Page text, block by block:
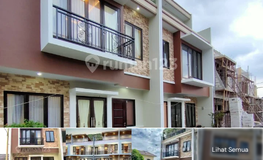
Lihat Semua